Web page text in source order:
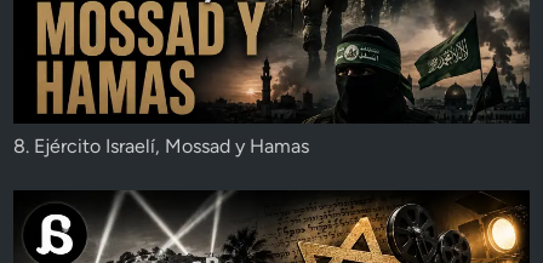
8. Ejército Israelí, Mossad y Hamas